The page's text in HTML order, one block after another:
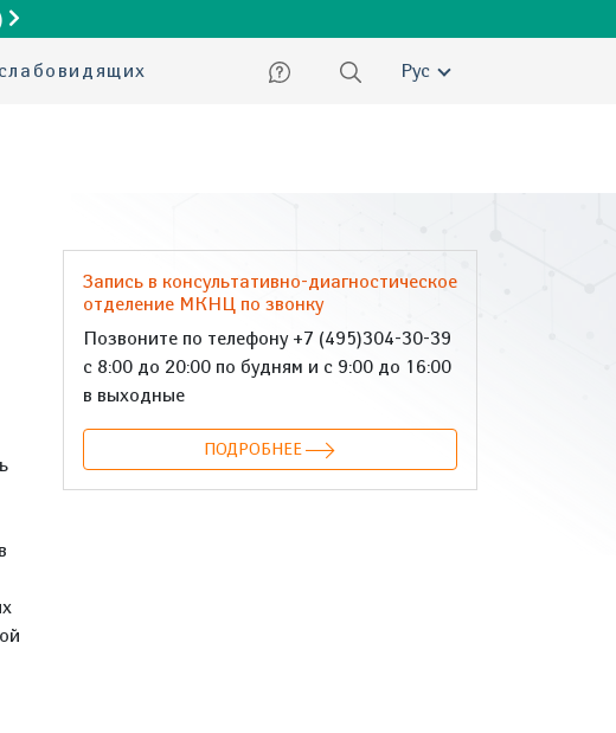
Русский
Запись в консультативно-диагностическое
отделение МКНЦ по звонку
Позвоните по телефону +7 (495)304-30-39
с 8:00 до 20:00 по будням и с 9:00 до 16:00
в выходные
ПОДРОБНЕЕ